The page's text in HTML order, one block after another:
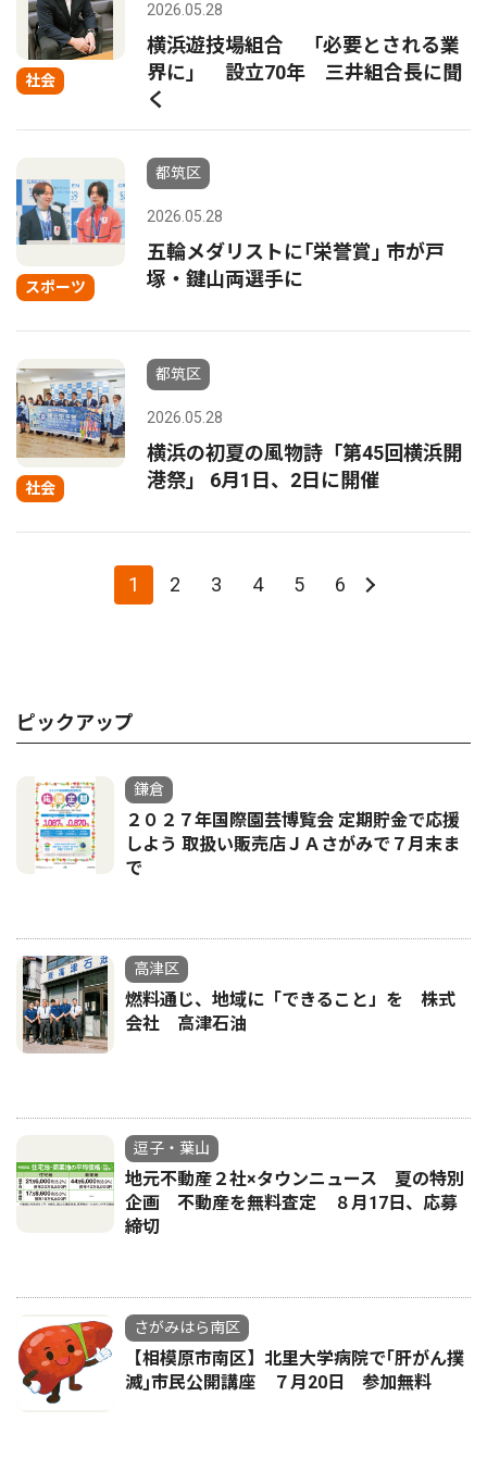
社会
2026.05.28
横浜遊技場組合 「必要とされる業
界に」 設立70年 三井組合長に聞
く
スポーツ
都筑区
2026.05.28
五輪メダリストに｢栄誉賞｣ 市が戸
塚・鍵山両選手に
社会
都筑区
2026.05.28
横浜の初夏の風物詩「第45回横浜開
港祭」 6月1日、2日に開催
1 2 3 4 5 6
ピックアップ
鎌倉
２０２７年国際園芸博覧会 定期貯金で応援
しよう 取扱い販売店ＪＡさがみで７月末ま
で
高津区
燃料通じ、地域に「できること」を 株式
会社 高津石油
逗子・葉山
地元不動産２社×タウンニュース 夏の特別
企画 不動産を無料査定 ８月17日、応募
締切
さがみはら南区
【相模原市南区】北里大学病院で｢肝がん撲
滅｣市民公開講座 ７月20日 参加無料